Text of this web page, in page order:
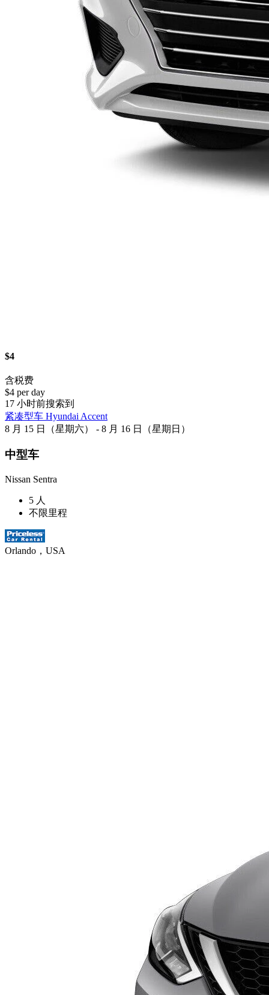
$4
含税费
$4 per day
17 小时前搜索到
紧凑型车 Hyundai Accent
8 月 15 日（星期六） - 8 月 16 日（星期日）
中型车
Nissan Sentra
5 人
不限里程
Orlando，USA